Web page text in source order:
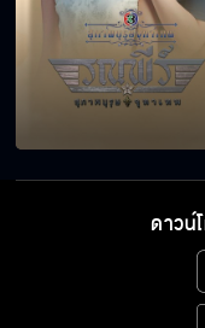
ดาวน์